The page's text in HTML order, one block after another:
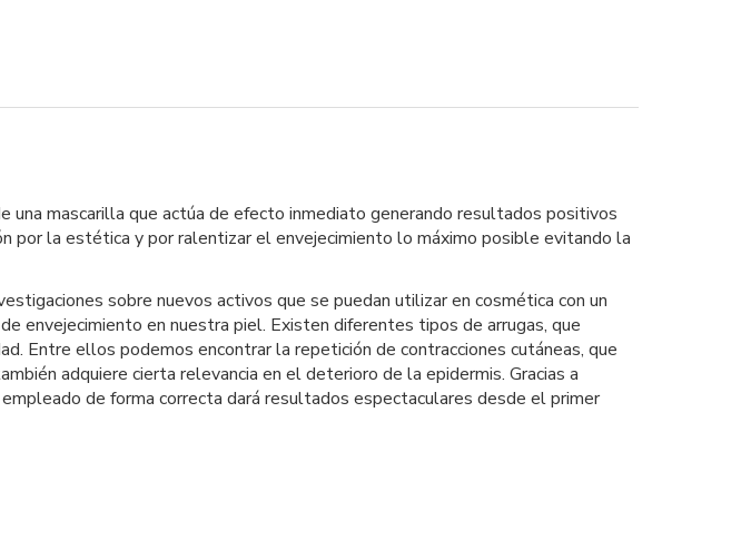
mascarilla que actúa de efecto inmediato generando resultados positivos
por la estética y por ralentizar el envejecimiento lo máximo posible evitando la
sobre nuevos activos que se puedan utilizar en cosmética con un
envejecimiento en nuestra piel. Existen diferentes tipos de arrugas, que
Entre ellos podemos encontrar la repetición de contracciones cutáneas, que
adquiere cierta relevancia en el deterioro de la epidermis. Gracias a
de forma correcta dará resultados espectaculares desde el primer